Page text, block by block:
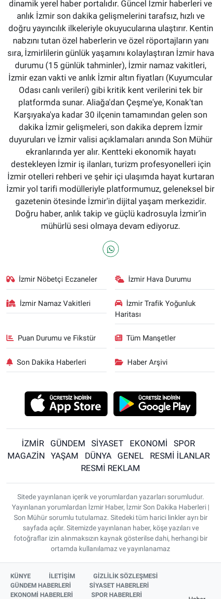
dinamik yerel haber portalıdır. Güncel İzmir haberleri ve
anlık İzmir son dakika gelişmelerini tarafsız, hızlı ve
doğru yayıncılık ilkeleriyle okuyucularına ulaştırır. Kentin
nabzını tutan özel haberlerin ve özel röportajların yanı
sıra, İzmirlilerin günlük yaşamını kolaylaştıran İzmir hava
durumu (15 günlük tahminler), İzmir namaz vakitleri,
İzmir ezan vakti ve anlık İzmir altın fiyatları (Kuyumcular
Odası canlı verileri) gibi kritik kent verilerini tek bir
platformda sunar. Aliağa'dan Çeşme'ye, Konak'tan
Karşıyaka'ya kadar 30 ilçenin tamamından gelen son
dakika İzmir gelişmeleri, son dakika deprem İzmir
duyuruları ve İzmir valisi açıklamaları anında Son Mühür
ekranlarında yer alır. Kentteki ekonomik hayatı
destekleyen İzmir iş ilanları, turizm profesyonelleri için
İzmir otelleri rehberi ve şehir içi ulaşımda hayat kurtaran
İzmir yol tarifi modülleriyle platformumuz, geleneksel bir
gazetenin ötesinde İzmir'in dijital yaşam merkezidir.
Doğru haber, anlık takip ve güçlü kadrosuyla İzmir’in
mühürlü sesi olmaya devam ediyoruz.
İzmir Nöbetçi Eczaneler İzmir Hava Durumu
İzmir Namaz Vakitleri
İzmir Trafik Yoğunluk
Haritası
Puan Durumu ve Fikstür Tüm Manşetler
Son Dakika Haberleri Haber Arşivi
İZMİR GÜNDEM SİYASET EKONOMİ
SPOR
MAGAZİN
YAŞAM DÜNYA GENEL
RESMİ İLANLAR
RESMİ REKLAM
Sitede yayınlanan içerik ve yorumlardan yazarları sorumludur.
Yayınlanan yorumlardan İzmir Haber, İzmir Son Dakika Haberleri |
Son Mühür sorumlu tutulamaz. Sitedeki tüm harici linkler ayrı bir
sayfada açılır. Sitemizde yayınlanan haber, köşe yazıları ve
fotoğraflar izin alınmaksızın kaynak gösterilse dahi, herhangi bir
ortamda kullanılamaz ve yayınlanamaz
KÜNYE İLETİŞİM
GİZLİLİK SÖZLEŞMESİ
GÜNDEM HABERLERİ
SİYASET HABERLERİ
EKONOMİ HABERLERİ
SPOR HABERLERİ